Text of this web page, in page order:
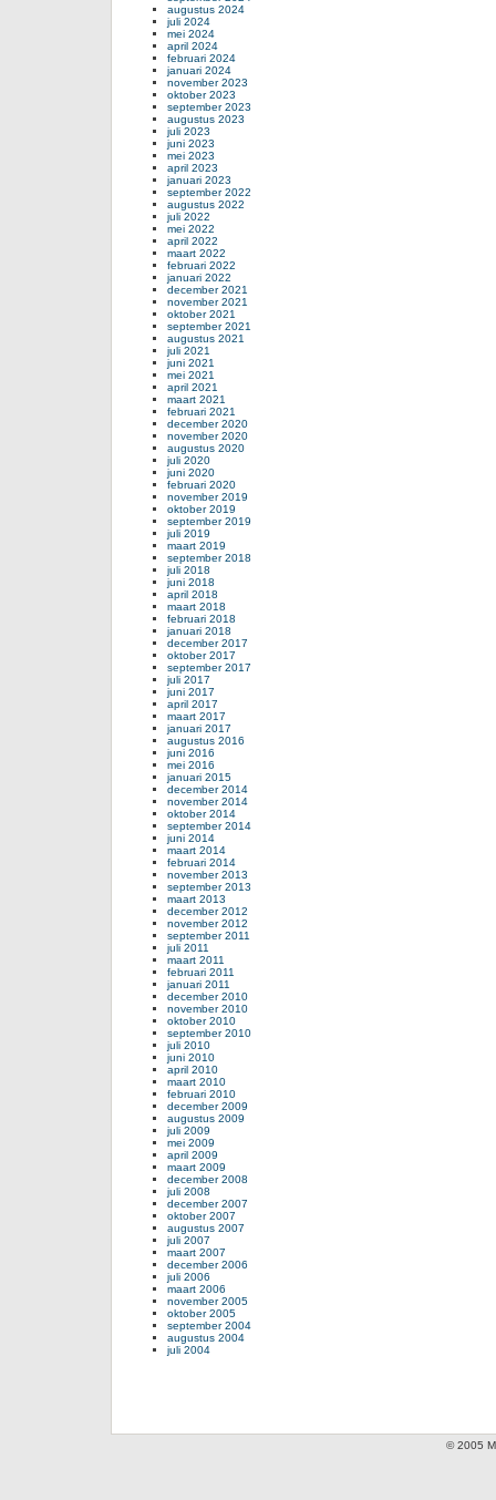
augustus 2024
juli 2024
mei 2024
april 2024
februari 2024
januari 2024
november 2023
oktober 2023
september 2023
augustus 2023
juli 2023
juni 2023
mei 2023
april 2023
januari 2023
september 2022
augustus 2022
juli 2022
mei 2022
april 2022
maart 2022
februari 2022
januari 2022
december 2021
november 2021
oktober 2021
september 2021
augustus 2021
juli 2021
juni 2021
mei 2021
april 2021
maart 2021
februari 2021
december 2020
november 2020
augustus 2020
juli 2020
juni 2020
februari 2020
november 2019
oktober 2019
september 2019
juli 2019
maart 2019
september 2018
juli 2018
juni 2018
april 2018
maart 2018
februari 2018
januari 2018
december 2017
oktober 2017
september 2017
juli 2017
juni 2017
april 2017
maart 2017
januari 2017
augustus 2016
juni 2016
mei 2016
januari 2015
december 2014
november 2014
oktober 2014
september 2014
juni 2014
maart 2014
februari 2014
november 2013
september 2013
maart 2013
december 2012
november 2012
september 2011
juli 2011
maart 2011
februari 2011
januari 2011
december 2010
november 2010
oktober 2010
september 2010
juli 2010
juni 2010
april 2010
maart 2010
februari 2010
december 2009
augustus 2009
juli 2009
mei 2009
april 2009
maart 2009
december 2008
juli 2008
december 2007
oktober 2007
augustus 2007
juli 2007
maart 2007
december 2006
juli 2006
maart 2006
november 2005
oktober 2005
september 2004
augustus 2004
juli 2004
© 2005